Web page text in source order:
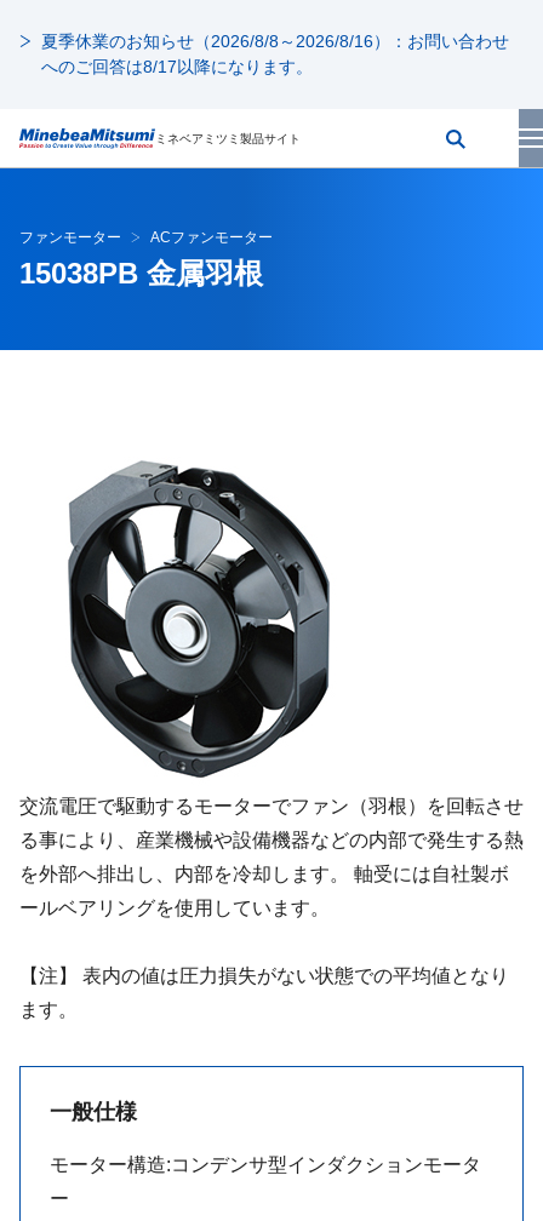
夏季休業のお知らせ（2026/8/8～2026/8/16）：お問い合わせ
へのご回答は8/17以降になります。
ミネベアミツミ製品サイト
ファンモーター ACファンモーター
15038PB 金属羽根
交流電圧で駆動するモーターでファン（羽根）を回転させ
る事により、産業機械や設備機器などの内部で発生する熱
を外部へ排出し、内部を冷却します。 軸受には自社製ボ
ールベアリングを使用しています。
【注】 表内の値は圧力損失がない状態での平均値となり
ます。
一般仕様
モーター構造:コンデンサ型インダクションモータ
ー